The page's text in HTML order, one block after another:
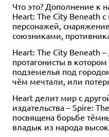
Что это? Дополнение к
Heart: The City Beneath
персонажей,
союзниками,
Heart: The City Beneath
протагонисты в
подземелья под
чём мечтали, или
Heart делит мир с
издательства – Spire:
посвящена борьбе
владык из народа